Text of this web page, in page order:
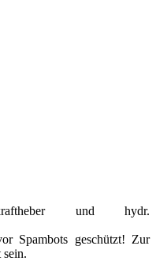
und hydr.
Spambots geschützt! Zur
sein.